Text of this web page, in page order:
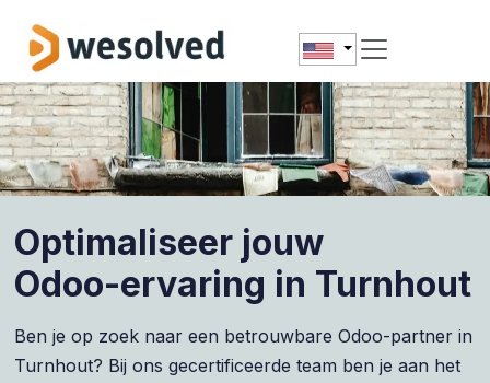
Optimaliseer jouw
Odoo-ervaring in Turnhout
Ben je op zoek naar een betrouwbare Odoo-partner in
Turnhout? Bij ons gecertificeerde team ben je aan het